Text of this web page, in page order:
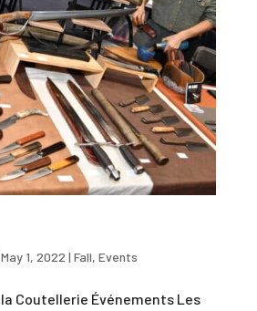
May 1, 2022 | Fall, Events
Coutellerie Événements Les